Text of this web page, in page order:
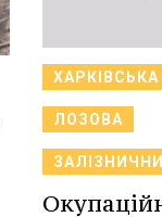
ЛОЗОВА